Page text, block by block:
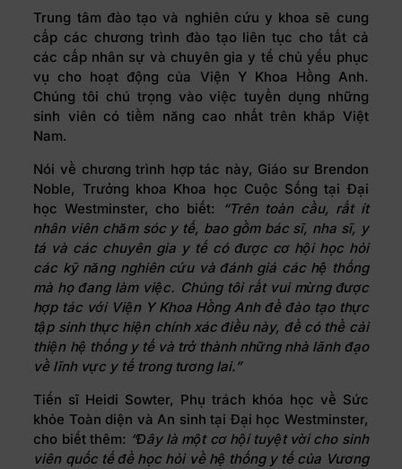
Trung tâm đào tạo và nghiên cứu y khoa sẽ cung
cấp các chương trình đào tạo liên tục cho tất cả
các cấp nhân sự và chuyên gia y tế chủ yếu phục
vụ cho hoạt động của Viện Y Khoa Hồng Anh.
Chúng tôi chú trọng vào việc tuyển dụng những
sinh viên có tiềm năng cao nhất trên khắp Việt
Nam.
Nói về chương trình hợp tác này, Giáo sư Brendon
Noble, Trưởng khoa Khoa học Cuộc Sống tại Đại
học Westminster, cho biết:
“Trên toàn cầu, rất ít
nhân viên chăm sóc y tế, bao gồm bác sĩ, nha sĩ, y
tá và các chuyên gia y tế có được cơ hội học hỏi
các kỹ năng nghiên cứu và đánh giá các hệ thống
mà họ đang làm việc. Chúng tôi rất vui mừng được
hợp tác với Viện Y Khoa Hồng Anh để đào tạo thực
tập sinh thực hiện chính xác điều này, để có thể cải
thiện hệ thống y tế và trở thành những nhà lãnh đạo
về lĩnh vực y tế trong tương lai.”
Tiến sĩ Heidi Sowter, Phụ trách khóa học về Sức
khỏe Toàn diện và An sinh tại Đại học Westminster,
cho biết thêm: “Đây là một cơ hội tuyệt vời cho sinh
viên quốc tế để học hỏi về hệ thống y tế của Vương